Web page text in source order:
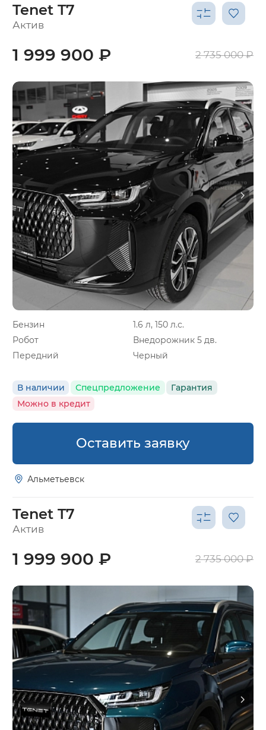
Tenet T7
Актив
Бензин
1.6 л, 150 л.с.
Робот
Внедорожник 5 дв.
Передний
Черный
В наличии Спецпредложение
Гарантия
Можно в кредит
1 999 900 ₽ 2 735 000 ₽
Оставить заявку
Альметьевск
Tenet T7
Актив
1 999 900 ₽ 2 735 000 ₽